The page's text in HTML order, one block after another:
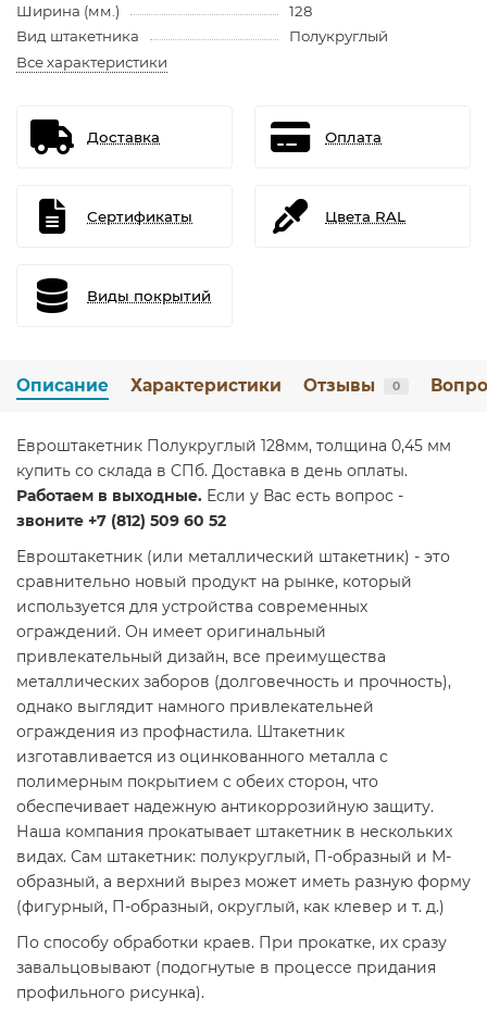
Ширина (мм.)
128
Вид штакетника
Полукруглый
Все характеристики
Доставка Оплата
Сертификаты Цвета RAL
Виды покрытий
Описание Характеристики Отзывы 0
Евроштакетник Полукруглый 128мм, толщина 0,45 мм
купить со склада в СПб. Доставка в день оплаты.
Работаем в выходные. Если у Вас есть вопрос -
звоните +7 (812) 509 60 52
Евроштакетник (или металлический штакетник) - это
сравнительно новый продукт на рынке, который
используется для устройства современных
ограждений. Он имеет оригинальный
привлекательный дизайн, все преимущества
металлических заборов (долговечность и прочность),
однако выглядит намного привлекательней
ограждения из профнастила. Штакетник
изготавливается из оцинкованного металла с
полимерным покрытием с обеих сторон, что
обеспечивает надежную антикоррозийную защиту.
Наша компания прокатывает штакетник в нескольких
видах. Сам штакетник: полукруглый, П-образный и М-
образный, а верхний вырез может иметь разную форму
(фигурный, П-образный, округлый, как клевер и т. д.)
По способу обработки краев. При прокатке, их сразу
завальцовывают (подогнутые в процессе придания
профильного рисунка).